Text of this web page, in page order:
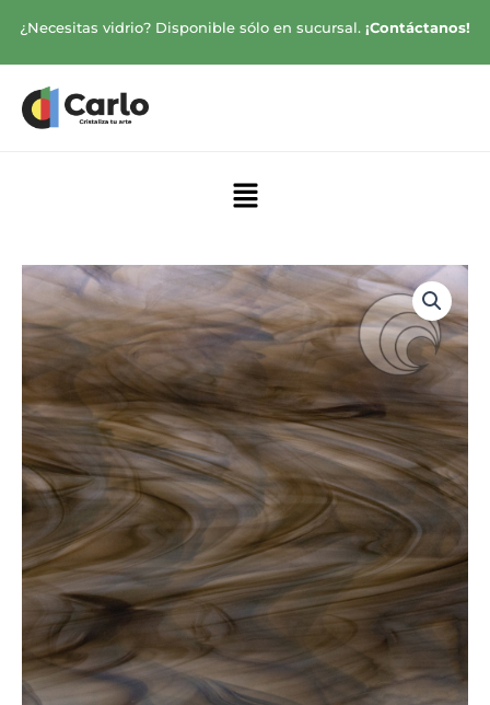
contenido
¿Necesitas vidrio? Disponible sólo en sucursal. ¡Contáctanos!
Menú